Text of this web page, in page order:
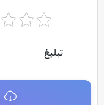
تبلیغ